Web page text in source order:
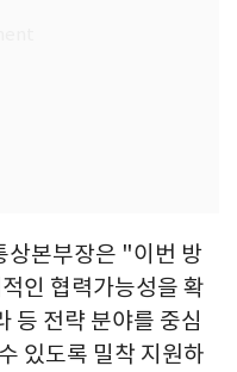
상본부장은 "이번 방
인 협력가능성을 확
전략 분야를 중심
있도록 밀착 지원하